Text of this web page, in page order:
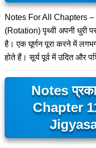
Notes For All Chapters –
(Rotation) पृथ्वी अपनी धुरी
है। एक घूर्णन पूरा करने में
होते हैं। सूर्य पूर्व में उदित और
Notes
Chapter